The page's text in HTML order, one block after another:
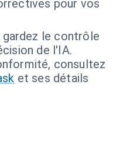
pour vos
gardez le contrôle
de l'IA.
consultez
et ses détails